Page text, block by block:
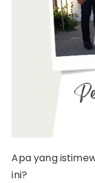
Apa yang
ini?